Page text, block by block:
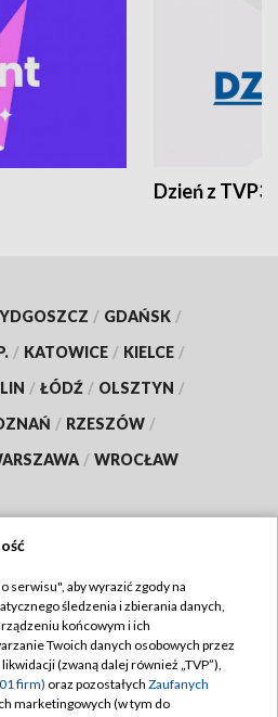
Dzień z TVP3
/ GDAŃSK /
/ KATOWICE / KIELCE /
/ ŁÓDŹ / OLSZTYN /
/ RZESZÓW /
/ WROCŁAW
TVP
TVP
prywatności
serwisu", aby wyrazić zgody na
śledzenia i zbierania danych,
końcowym i ich
Twoich danych osobowych przez
(zwaną dalej również „TVP”),
firm) oraz pozostałych Zaufanych
marketingowych (w tym do